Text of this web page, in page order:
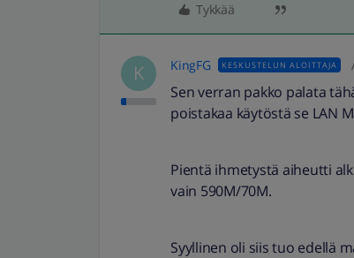
Tykkää
K KingFG KESKUSTELUN ALOITTAJA
Sen verran pakko palata
poistakaa käytöstä se LAN
Pientä ihmetystä aiheutti
vain 590M/70M.
Syyllinen oli siis tuo edellä